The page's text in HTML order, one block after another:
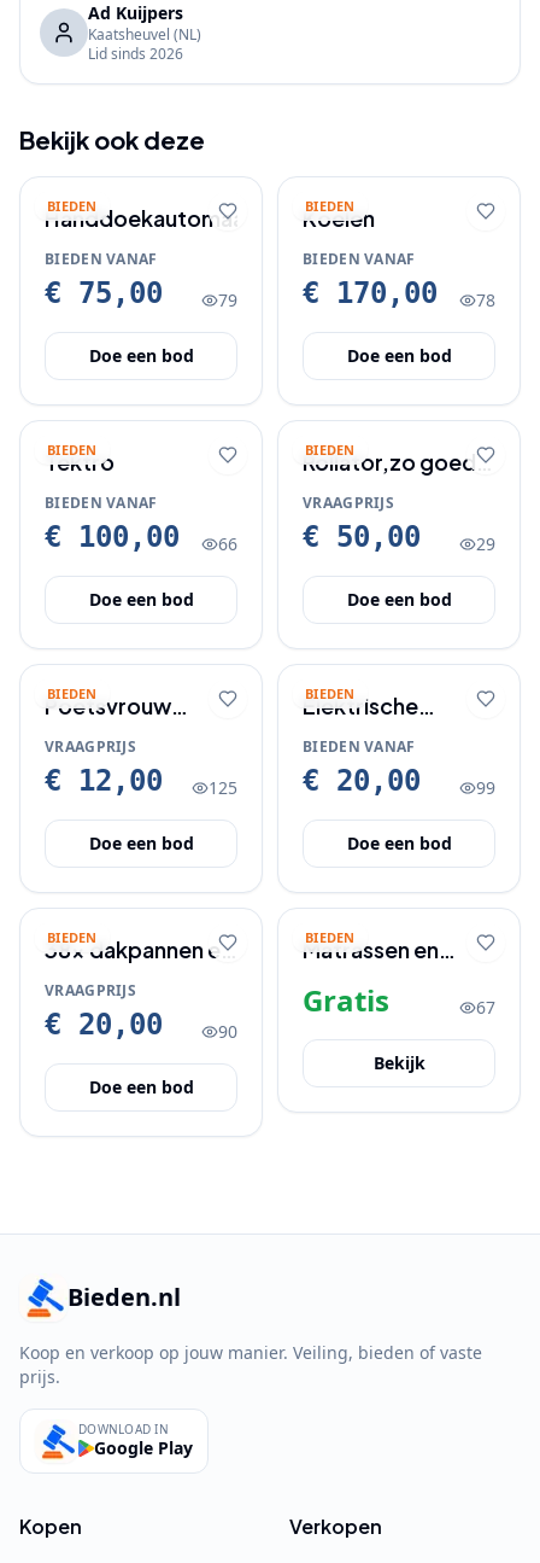
Ad Kuijpers
Kaatsheuvel (NL)
Lid sinds 2026
Bekijk ook deze
BIEDEN
Handdoekautomaat
BIEDEN VANAF
€ 75,00 79
Doe een bod
BIEDEN
Koelen
BIEDEN VANAF
€ 170,00 78
Doe een bod
BIEDEN
Tektro
BIEDEN VANAF
€ 100,00 66
Doe een bod
BIEDEN
Rollator,zo goed
als nieuw €50
VRAAGPRIJS
€ 50,00 29
Doe een bod
BIEDEN
Poetsvrouw
gevraagd
VRAAGPRIJS
€ 12,00 125
Doe een bod
BIEDEN
Elektrische
sigaretten maker
BIEDEN VANAF
€ 20,00 99
Doe een bod
BIEDEN
38x dakpannen en
1 x nokvorst nieuw
VRAAGPRIJS
€ 20,00 90
Doe een bod
BIEDEN
Matrassen en
kussens op te
halen gratis
Gratis 67
Bekijk
Bieden.nl
Koop en verkoop op jouw manier. Veiling, bieden of vaste
prijs.
DOWNLOAD IN
Google Play
Kopen Verkopen